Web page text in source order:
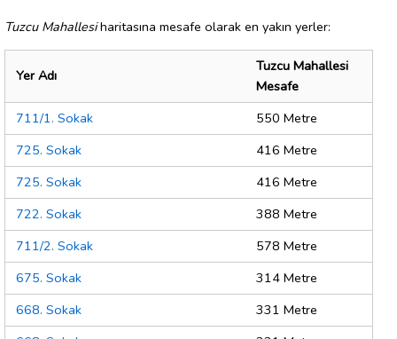
Tuzcu Mahallesiharitasına mesafe olarak en yakın yerler:
Yer Adı
Tuzcu Mahallesi
Mesafe
711/1. Sokak
550 Metre
725. Sokak
416 Metre
725. Sokak
416 Metre
722. Sokak
388 Metre
711/2. Sokak
578 Metre
675. Sokak
314 Metre
668. Sokak
331 Metre